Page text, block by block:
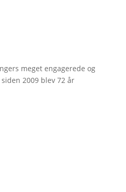
meget engagerede og
2009 blev 72 år